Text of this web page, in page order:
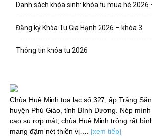
Danh sách khóa sinh: khóa tu mua hè 2026
Đăng ký Khóa Tu Gia Hạnh 2026 – khóa 3
Thông tin khóa tu 2026
Chùa Huệ Minh tọa lạc số 327, ấp Trảng
huyện Phú Giáo, tỉnh Bình Dương. Nép
cao su rợp mát, chùa Huệ Minh trông rất
mang đậm nét thiền vị…. [xem tiếp]